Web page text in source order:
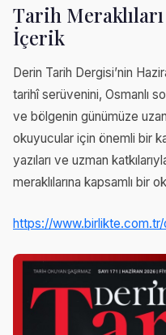
Tarih
İçerik
Derin Tarih Dergisi’nin
tarihî serüvenini, Osmanlı
ve bölgenin günümüze
okuyucular için önemli bir
yazıları ve uzman
meraklılarına kapsamlı bir
https://